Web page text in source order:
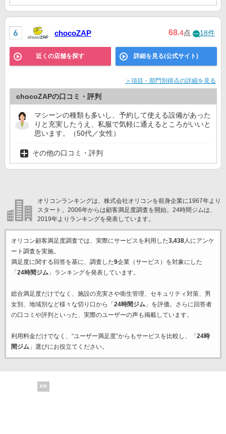
chocoZAP 68.4点 18件
近くの店舗を探す 詳細を見る(公式サイト)
＞項目・部門別得点の詳細を見る
chocoZAPの口コミ・評判
マシーンの種類も多いし、予約して使える設備があった
りと充実したうえ、私服で気軽に通えるところがいいと
思います。（50代／女性）
その他の口コミ・評判
オリコンランキングは、株式会社オリコンを前身企業に1967年より
スタート。2006年からは顧客満足度調査を開始。24時間ジムは、
2019年よりランキングを発表しています。
オリコン顧客満足度調査では、実際にサービスを利用した3,438人にアンケ
ート調査を実施。
満足度に関する回答を基に、調査した9企業（サービス）を対象にした
「 24時間ジム」ランキングを発表しています。
総合満足度だけでなく、施設の充実さや衛生管理、セキュリティ対策、男
女別、地域別など様々な切り口から「 24時間ジム」を評価。さらに回答者
の口コミや評判といった、実際のユーザーの声も掲載しています。
利用料金だけでなく、“ユーザー満足度”からもサービスを比較し、「 24時
間ジム」選びにお役立てください。
PR